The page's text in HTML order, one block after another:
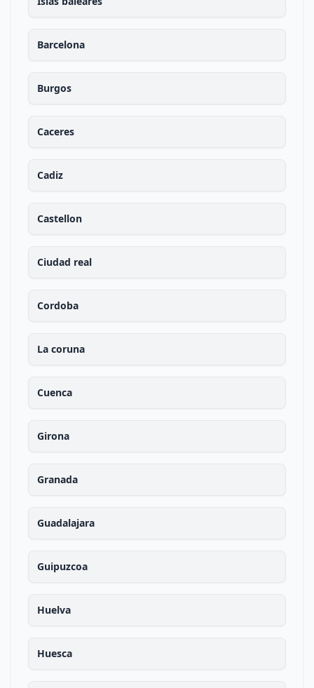
Barcelona
Burgos
Caceres
Cadiz
Castellon
Ciudad real
Cordoba
La coruna
Cuenca
Girona
Granada
Guadalajara
Guipuzcoa
Huelva
Huesca